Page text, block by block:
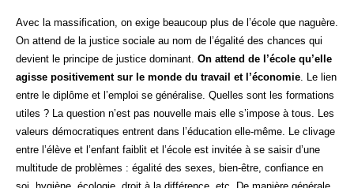
Avec la massification, on exige beaucoup plus de l’école que naguère.
On attend de la justice sociale au nom de l’égalité des chances qui
devient le principe de justice dominant. On attend de l’école qu’elle
agisse positivement sur le monde du travail et l’économie . Le lien
entre le diplôme et l’emploi se généralise. Quelles sont les formations
utiles ? La question n’est pas nouvelle mais elle s’impose à tous. Les
valeurs démocratiques entrent dans l’éducation elle-même. Le clivage
entre l’élève et l’enfant faiblit et l’école est invitée à se saisir d’une
multitude de problèmes : égalité des sexes, bien-être, confiance en